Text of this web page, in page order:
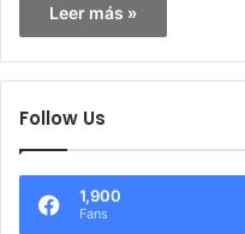
Leer más »
Follow Us
1,900
Fans